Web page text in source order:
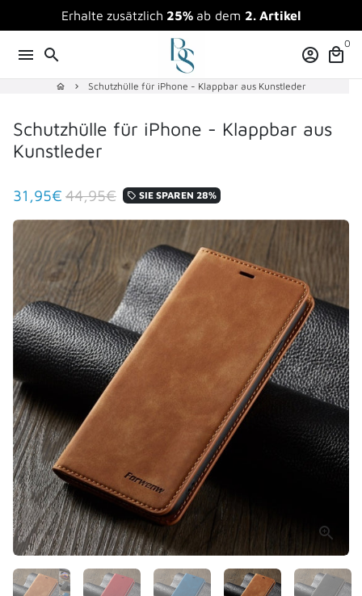
zum
Inhalt
Erhalte zusätzlich 25% ab dem 2. Artikel
menu search account_circle local_mall
0
home keyboard_arrow_right Schutzhülle für iPhone - Klappbar aus Kunstleder
Schutzhülle für iPhone - Klappbar aus
Kunstleder
31,95€ 44,95€ local_offer SIE SPAREN 28%